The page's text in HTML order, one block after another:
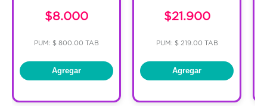
$8.000
PUM: $ 800.00 TAB
Agregar
$21.900
PUM: $ 219.00 TAB
Agregar